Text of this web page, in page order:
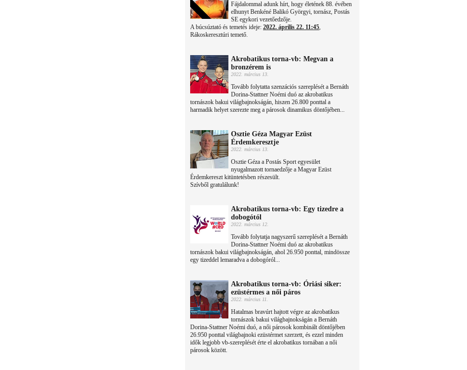
Fájdalommal adunk hírt, hogy életének 88. évében
elhunyt Benkéné Balikó Györgyi, tornász, Postás
SE egykori vezetőedzője.
A búcsúztató és temetés ideje: 2022. április 22. 11:45,
Rákoskeresztúri temető.
Akrobatikus torna-vb: Megvan a
bronzérem is
2022. március 13.
Tovább folytatta szenzációs szereplését a Bernáth
Dorina-Stattner Noémi duó az akrobatikus
tornászok bakui világbajnokságán, hiszen 26.800 ponttal a
harmadik helyet szerezte meg a párosok dinamikus döntőjében...
Osztie Géza Magyar Ezüst
Érdemkeresztje
2022. március 13.
Osztie Géza a Postás Sport egyesület
nyugalmazott tornaedzője a Magyar Ezüst
Érdemkereszt kitüntetésben részesült.
Szívből gratulálunk!
Akrobatikus torna-vb: Egy tizedre a
dobogótól
2022. március 12.
Tovább folytatja nagyszerű szereplését a Bernáth
Dorina-Stattner Noémi duó az akrobatikus
tornászok bakui világbajnokságán, ahol 26.950 ponttal, mindössze
egy tizeddel lemaradva a dobogóról...
Akrobatikus torna-vb: Óriási siker:
ezüstérmes a női páros
2022. március 11.
Hatalmas bravúrt hajtott végre az akrobatikus
tornászok bakui világbajnokságán a Bernáth
Dorina-Stattner Noémi duó, a női párosok kombinált döntőjében
26.950 ponttal világbajnoki ezüstérmet szerzett, és ezzel minden
idők legjobb vb-szereplését érte el akrobatikus tornában a női
párosok között.